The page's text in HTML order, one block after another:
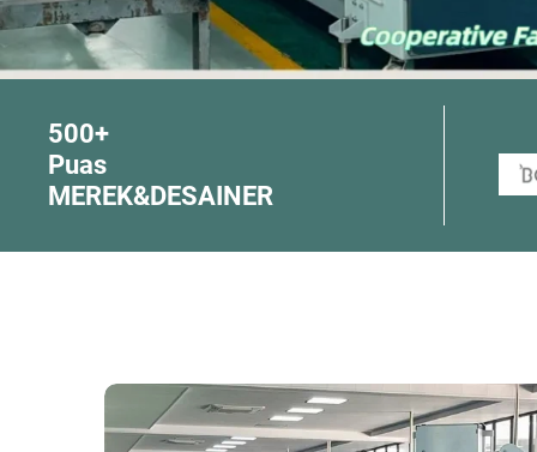
500+
Puas
MEREK&DESAINER